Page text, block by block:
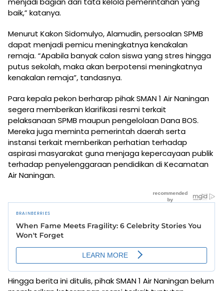
baik,” katanya.
Menurut Kakon Sidomulyo, Alamudin, persoalan SPMB
dapat menjadi pemicu meningkatnya kenakalan
remaja. “Apabila banyak calon siswa yang stres hingga
putus sekolah, maka akan berpotensi meningkatnya
kenakalan remaja”, tandasnya.
Para kepala pekon berharap pihak SMAN 1 Air Naningan
segera memberikan klarifikasi resmi terkait
pelaksanaan SPMB maupun pengelolaan Dana BOS.
Mereka juga meminta pemerintah daerah serta
instansi terkait memberikan perhatian terhadap
aspirasi masyarakat guna menjaga kepercayaan publik
terhadap penyelenggaraan pendidikan di Kecamatan
Air Naningan.
Hingga berita ini ditulis, pihak SMAN 1 Air Naningan belum